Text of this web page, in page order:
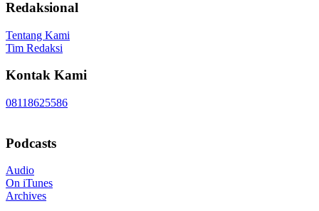
Redaksional
Tentang Kami
Tim Redaksi
Kontak Kami
08118625586
Podcasts
Audio
On iTunes
Archives